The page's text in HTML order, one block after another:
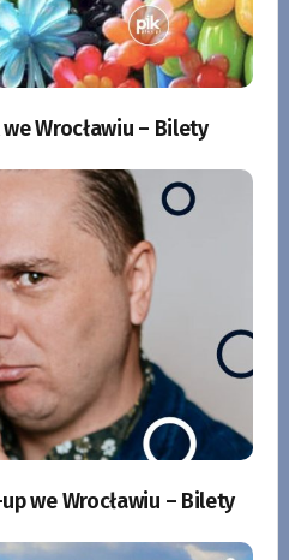
Wrocławiu – Bilety
we Wrocławiu – Bilety